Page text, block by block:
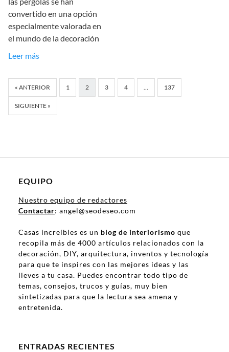
convertido en una opción
especialmente valorada en
el mundo de la decoración
Leer más
« ANTERIOR 1 2 3 4 … 137
SIGUIENTE »
EQUIPO
Nuestro equipo de redactores
Contactar: angel@seodeseo.com
Casas increíbles es un blog de interiorismo que
recopila más de 4000 artículos relacionados con la
decoración, DIY, arquitectura, inventos y tecnología
para que te inspires con las mejores ideas y las
lleves a tu casa. Puedes encontrar todo tipo de
temas, consejos, trucos y guías, muy bien
sintetizadas para que la lectura sea amena y
entretenida.
ENTRADAS RECIENTES